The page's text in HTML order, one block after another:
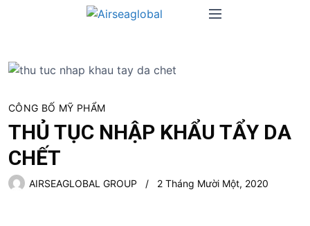
M
CÔNG BỐ MỸ PHẨM
THỦ TỤC NHẬP KHẨU TẨY DA
CHẾT
AIRSEAGLOBAL GROUP 2 Tháng Mười Một, 2020